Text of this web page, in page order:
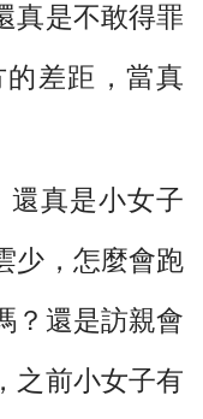
是不敢得罪
差距，當真
真是小女子
少，怎麼會跑
？還是訪親會
之前小女子有